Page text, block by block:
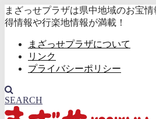
まざっせプラザは県中地域のお宝
得情報や行楽地情報が満載！
まざっせプラザについて
リンク
プライバシーポリシー
SEARCH